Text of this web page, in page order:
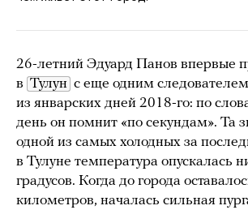
26-летний Эдуард Панов впервые
в Тулун с еще одним
из январских дней 2018-го: по
день он помнит «по секундам». Та
одной из самых холодных за
в Тулуне температура опускалась
градусов. Когда до города
километров, началась сильная